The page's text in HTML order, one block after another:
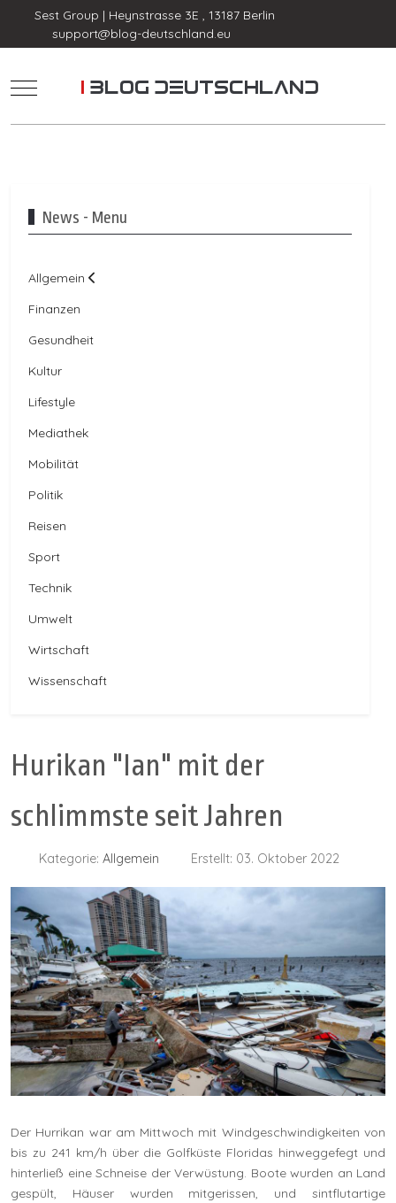
Sest Group | Heynstrasse 3E , 13187 Berlin
support@blog-deutschland.eu
Mobile Menu Toggle
News - Menu
Allgemein
Finanzen
Gesundheit
Kultur
Lifestyle
Mediathek
Mobilität
Politik
Reisen
Sport
Technik
Umwelt
Wirtschaft
Wissenschaft
Hurikan "Ian" mit der
schlimmste seit Jahren
Kategorie: Allgemein Erstellt: 03. Oktober 2022
Der Hurrikan war am Mittwoch mit Windgeschwindigkeiten von
bis zu 241 km/h über die Golfküste Floridas hinweggefegt und
hinterließ eine Schneise der Verwüstung. Boote wurden an Land
gespült, Häuser wurden mitgerissen, und sintflutartige